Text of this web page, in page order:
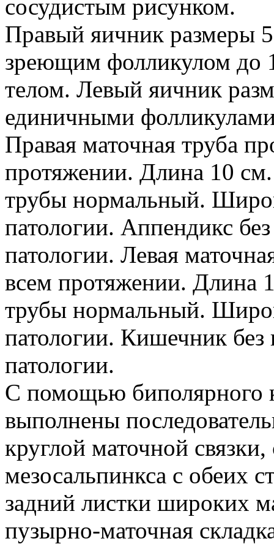
сосудистым рисунком.
Правый яичник размеры
зреющим фолликулом до
телом. Левый яичник
единичными
Правая маточная труба
протяжении. Длина 10
трубы нормальный.
патологии. Аппендикс
патологии. Левая
всем протяжении. Длина
трубы нормальный.
патологии. Кишечник без
патологии.
С помощью биполярного
выполнены
круглой маточной
мезосальпинкса с обеих
задний листки широких
пузырно-маточная